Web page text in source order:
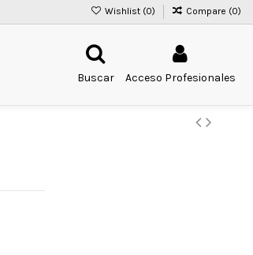
Wishlist (0) Compare (0)
Buscar Acceso Profesionales